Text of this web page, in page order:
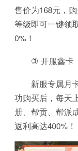
售价为168元，
等级即可一键领
0%！
③ 开服鑫卡
新服专属月卡
功购买后，每天
册、帮贡、帮派
返利高达400%！